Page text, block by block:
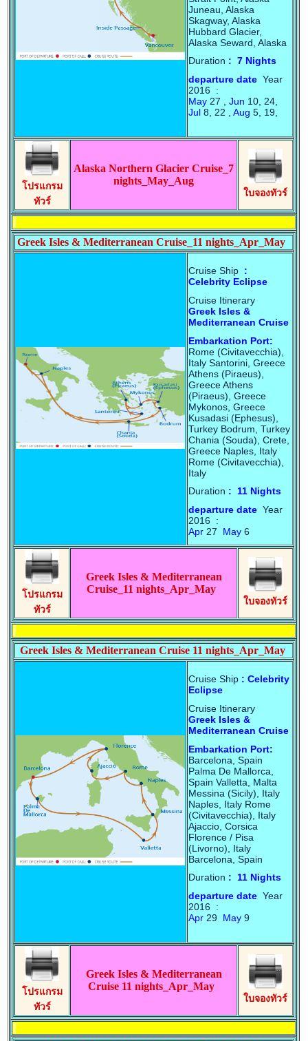
Juneau, Alaska
Skagway, Alaska
Hubbard Glacier,
Alaska Seward, Alaska
Duration : 7 Nights
departure date Year
2016 :
May 27 ,Jun 10, 24,
Jul 8, 22 ,Aug 5, 19,
โปรแกรม
ทัวร์
Alaska Northern Glacier Cruise_7
nights_May_Aug
ใบจองทัวร์
Greek Isles & Mediterranean Cruise_11 nights_Apr_May
Cruise Ship :
Celebrity Eclipse
Cruise Itinerary
Greek Isles &
Mediterranean Cruise
Embarkation Port:
Rome (Civitavecchia),
Italy Santorini, Greece
Athens (Piraeus),
Greece Athens
(Piraeus), Greece
Mykonos, Greece
Kusadasi (Ephesus),
Turkey Bodrum, Turkey
Chania (Souda), Crete,
Greece Naples, Italy
Rome (Civitavecchia),
Italy
Duration : 11 Nights
departure date Year
2016 :
Apr 27 May 6
โปรแกรม
ทัวร์
Greek Isles & Mediterranean
Cruise_11 nights_Apr_May
ใบจองทัวร์
Greek Isles & Mediterranean Cruise 11 nights_Apr_May
Cruise Ship : Celebrity
Eclipse
Cruise Itinerary
Greek Isles &
Mediterranean Cruise
Embarkation Port:
Barcelona, Spain
Palma De Mallorca,
Spain Valletta, Malta
Messina (Sicily), Italy
Naples, Italy Rome
(Civitavecchia), Italy
Ajaccio, Corsica
Florence / Pisa
(Livorno), Italy
Barcelona, Spain
Duration : 11 Nights
departure date Year
2016 :
Apr 29 May 9
โปรแกรม
ทัวร์
Greek Isles & Mediterranean
Cruise 11 nights_Apr_May
ใบจองทัวร์